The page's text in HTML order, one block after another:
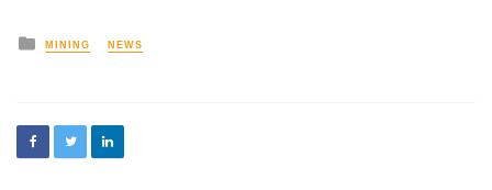
MINING NEWS